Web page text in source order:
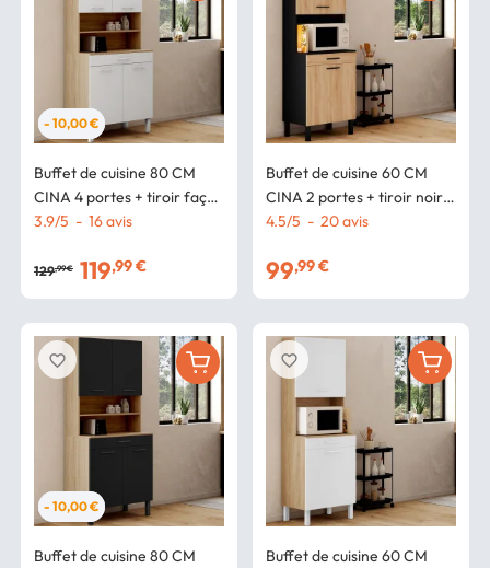
- 10,00 €
Buffet de cuisine 80 CM
CINA 4 portes + tiroir façon
hêtre et blanc
3.9/5 - 16avis
129,99 € 119,99 €
- 10,00 €
Buffet de cuisine 80 CM
favorite_border
Buffet de cuisine 60 CM
CINA 2 portes + tiroir noir
et façon hêtre
4.5/5 - 20avis
99,99 €
Buffet de cuisine 60 CM
favorite_border